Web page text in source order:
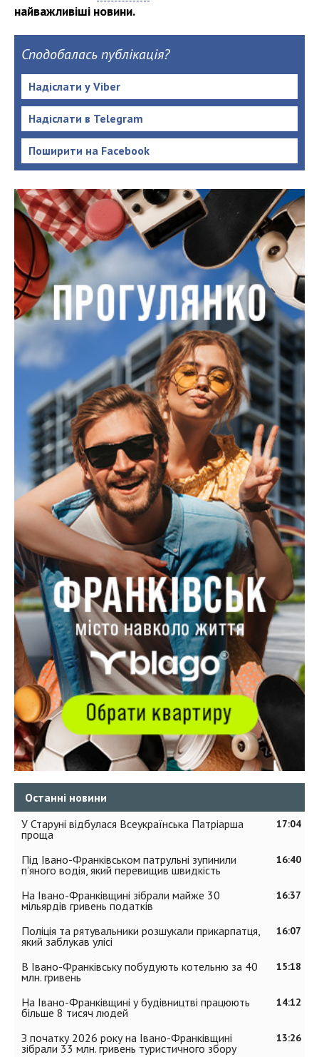
найважливіші новини.
Сподобалась публікація?
Надіслати у Viber
Надіслати в Telegram
Поширити на Facebook
Останні новини
17:04
У Старуні відбулася Всеукраїнська Патріарша
проща
16:40
Під Івано-Франківськом патрульні зупинили
п’яного водія, який перевищив швидкість
16:37
На Івано-Франківщині зібрали майже 30
мільярдів гривень податків
16:07
Поліція та рятувальники розшукали прикарпатця,
який заблукав улісі
15:18
В Івано-Франківську побудують котельню за 40
млн. гривень
14:12
На Івано-Франківщині у будівництві працюють
більше 8 тисяч людей
13:26
З початку 2026 року на Івано-Франківщині
зібрали 33 млн. гривень туристичного збору